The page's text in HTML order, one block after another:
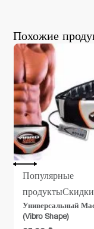
Похожие
Популярные
продуктыСкидки
Универсальный
(Vibro Shape)